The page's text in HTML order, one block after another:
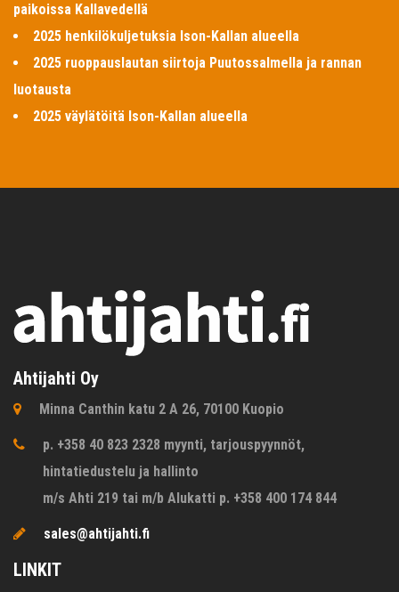
paikoissa Kallavedellä
2025 henkilökuljetuksia Ison-Kallan alueella
2025 ruoppauslautan siirtoja Puutossalmella ja rannan
luotausta
2025 väylätöitä Ison-Kallan alueella
Ahtijahti Oy
Minna Canthin katu 2 A 26, 70100 Kuopio
p. +358 40 823 2328 myynti, tarjouspyynnöt,
hintatiedustelu ja hallinto
m/s Ahti 219 tai m/b Alukatti p. +358 400 174 844
sales@ahtijahti.fi
LINKIT